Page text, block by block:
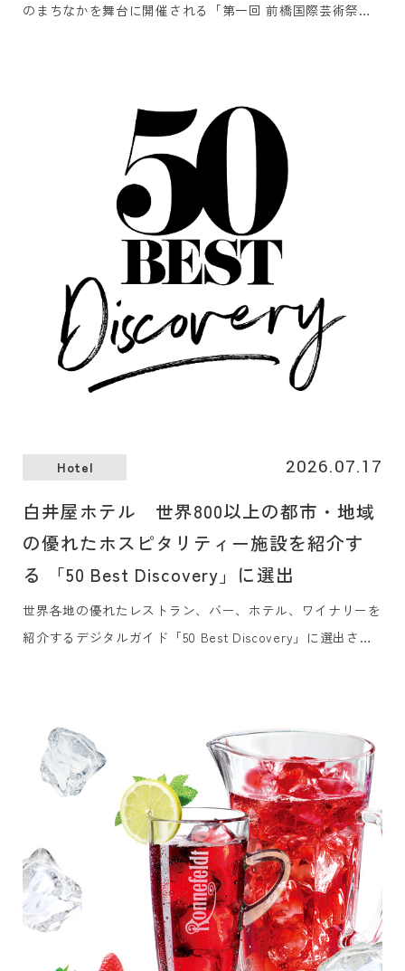
のまちなかを舞台に開催される「第一回 前橋国際芸術祭
ンの販売を7月21日（火）より開始いたします。
Hotel 2026.07.17
白井屋ホテル 世界800以上の都市・地域
の優れたホスピタリティー施設を紹介す
る 「50 Best Discovery」に選出
世界各地の優れたレストラン、バー、ホテル、ワイナリーを
紹介するデジタルガイド「50 Best Discovery」に選出され